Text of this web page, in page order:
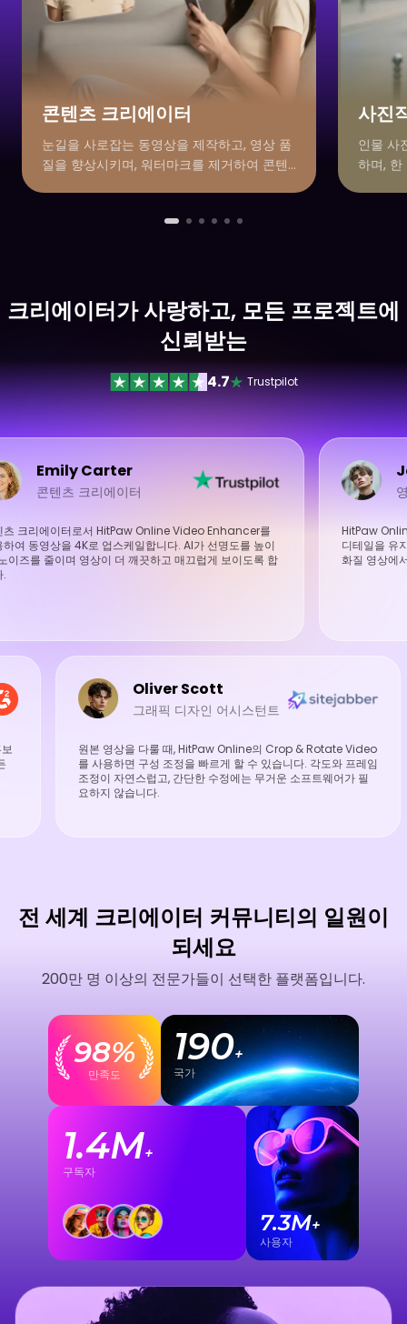
콘텐츠 크리에이터
눈길을 사로잡는 동영상을 제작하고, 영상 품
질을 향상시키며, 워터마크를 제거하여 콘텐
사진
인물 사
하며, 한
크리에이터가 사랑하고, 모든 프로젝트에
신뢰받는
4.7 Trustpilot
Emily Carter
콘텐츠 크리에이터
크리에이터로서 HitPaw Online Video Enhancer를
여 동영상을 4K로 업스케일합니다. AI가 선명도를 높이
이즈를 줄이며 영상이 더 깨끗하고 매끄럽게 보이도록 합
HitPaw
디테일을 유
화질 영상에
Oliver Scott
그래픽 디자인 어시스턴트
원본 영상을 다룰 때, HitPaw Online의 Crop & Rotate Video
를 사용하면 구성 조정을 빠르게 할 수 있습니다. 각도와 프레임
조정이 자연스럽고, 간단한 수정에는 무거운 소프트웨어가 필
요하지 않습니다.
전 세계 크리에이터 커뮤니티의 일원이
되세요
200만 명 이상의 전문가들이 선택한 플랫폼입니다.
98%
만족도
190+
국가
1.4M+
구독자
7.3M+
사용자